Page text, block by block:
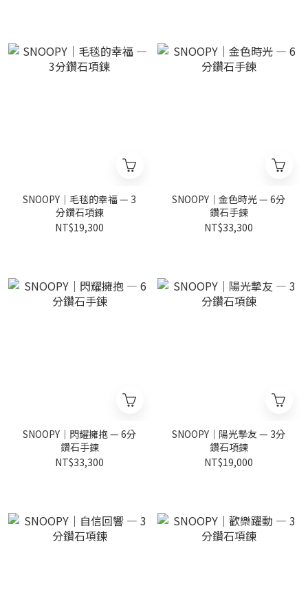
SNOOPY｜毛毯的幸福 — 3
分鑽石項鍊
NT$19,300
SNOOPY｜金色時光 — 6分
鑽石手鍊
NT$33,300
SNOOPY｜閃耀擁抱 — 6分
鑽石手鍊
NT$33,300
SNOOPY｜陽光摯友 — 3分
鑽石項鍊
NT$19,000